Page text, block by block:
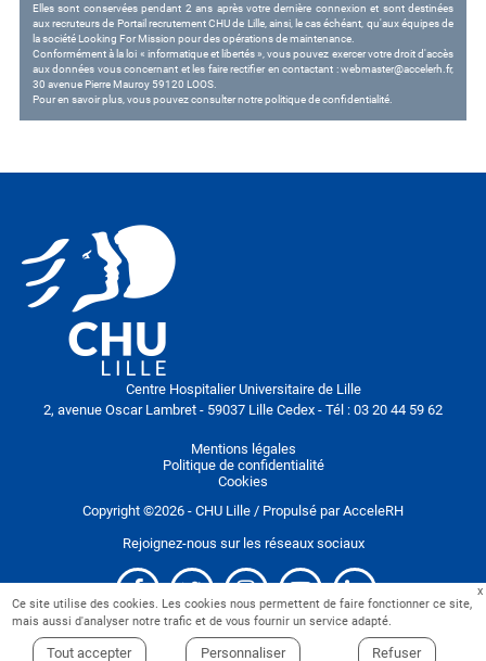
Ce site utilise des cookies. Les cookies nous permettent de faire fonctionner ce site,
mais aussi d'analyser notre trafic et de vous fournir un service adapté.
Tout accepter Personnaliser Refuser
Elles sont conservées pendant 2 ans après votre dernière connexion et sont destinées
aux recruteurs de Portail recrutement CHU de Lille, ainsi, le cas échéant, qu'aux équipes de
la société Looking For Mission pour des opérations de maintenance.
Conformément à la loi « informatique et libertés », vous pouvez exercer votre droit d'accès
aux données vous concernant et les faire rectifier en contactant :webmaster@accelerh.fr,
30 avenue Pierre Mauroy 59120 LOOS.
Pour en savoir plus, vous pouvez consulternotre politique de confidentialité.
Centre Hospitalier Universitaire de Lille
2, avenue Oscar Lambret - 59037 Lille Cedex - Tél : 03 20 44 59 62
Mentions légales
Politique de confidentialité
Cookies
Copyright ©2026 - CHU Lille / Propulsé parAcceleRH
Rejoignez-nous sur les réseaux sociaux